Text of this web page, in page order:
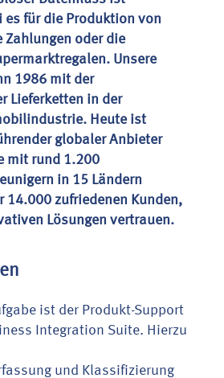
es für die Produktion von
oder die
Unsere
1986 mit der
Lieferketten in der
Heute ist
globaler Anbieter
mit rund 1.200
in 15 Ländern
14.000 zufriedenen Kunden,
Lösungen vertrauen.
ist der Produkt-Support
Integration Suite. Hierzu
und Klassifizierung